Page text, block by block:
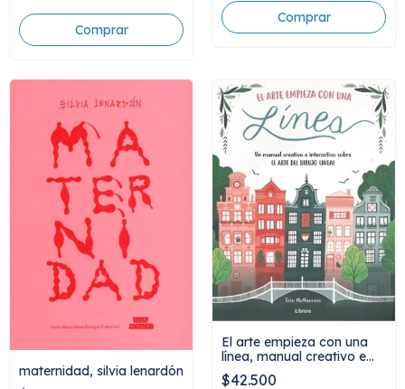
maternidad, silvia lenardón
El arte empieza con una
línea, manual creativo e
interactivo sobre el arte
del dibujo lineal, Erin
$42.500